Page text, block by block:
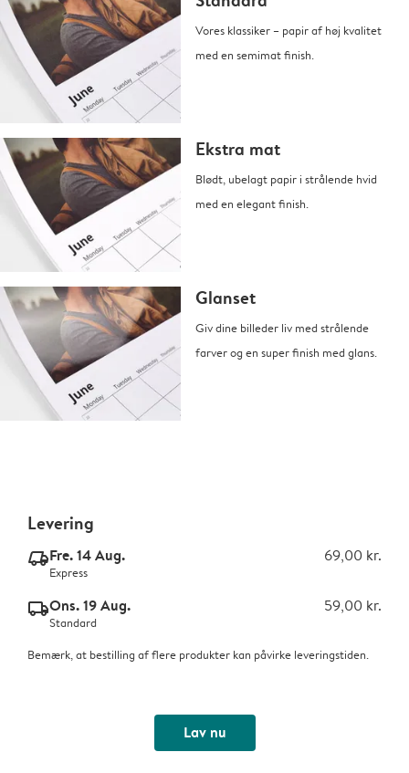
Vores klassiker – papir af høj kvalitet
med en semimat finish.
Ekstra mat
Blødt, ubelagt papir i strålende hvid
med en elegant finish.
Glanset
Giv dine billeder liv med strålende
farver og en super finish med glans.
Levering
delivery_express_v2Fre. 14 Aug. 69,00 kr.
Express
delivery_standard_v2Ons. 19 Aug. 59,00 kr.
Standard
Bemærk, at bestilling af flere produkter kan påvirke leveringstiden.
Lav nu